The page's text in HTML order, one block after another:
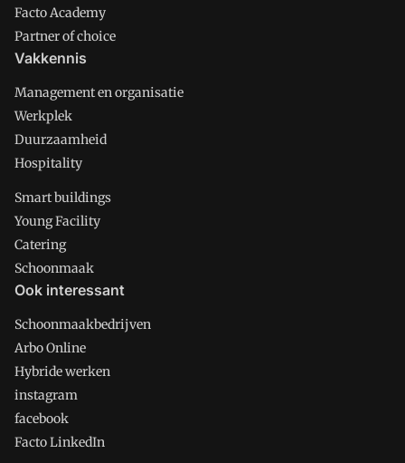
Facto Academy
Partner of choice
Vakkennis
Management en organisatie
Werkplek
Duurzaamheid
Hospitality
Smart buildings
Young Facility
Catering
Schoonmaak
Ook interessant
Schoonmaakbedrijven
Arbo Online
Hybride werken
instagram
facebook
Facto LinkedIn